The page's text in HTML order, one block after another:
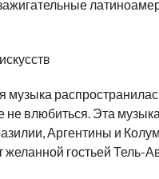
музыка
влюбиться. Эта
Аргентины и
желанной гостьей Тель-